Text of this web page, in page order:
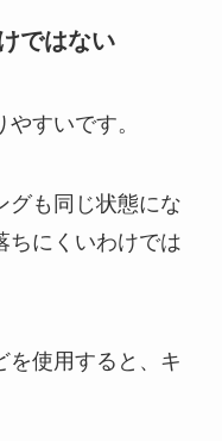
ではない
すいです。
グも同じ状態にな
ちにくいわけでは
を使用すると、キ